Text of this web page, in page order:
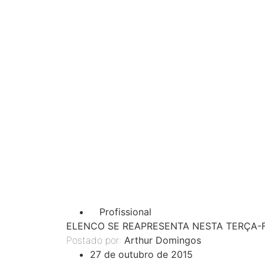
Profissional
ELENCO SE REAPRESENTA NESTA TERÇA-
Postado por: Arthur Domingos
27 de outubro de 2015